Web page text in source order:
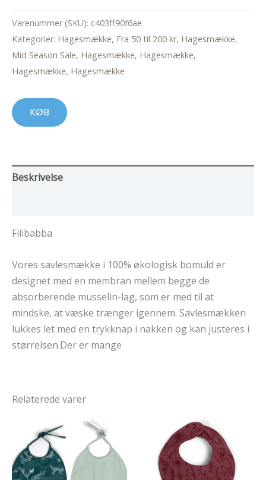
Varenummer (SKU): c403ff90f6ae
Kategorier: Hagesmække, Fra 50 til 200 kr, Hagesmække,
Mid Season Sale, Hagesmække, Hagesmække,
Hagesmække, Hagesmække
KØB
Beskrivelse
Filibabba
Vores savlesmække i 100% økologisk bomuld er
designet med en membran mellem begge de
absorberende musselin-lag, som er med til at
mindske, at væske trænger igennem. Savlesmækken
lukkes let med en trykknap i nakken og kan justeres i
størrelsen.Der er mange
Relaterede varer